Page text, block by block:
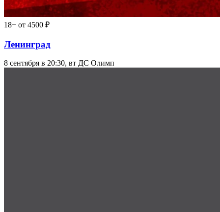
18+ от 4500 ₽
Ленинград
8 сентября в 20:30, вт ДС Олимп